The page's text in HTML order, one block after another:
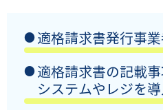
適格請求書発行事
適格請求書の記載
システムやレジを